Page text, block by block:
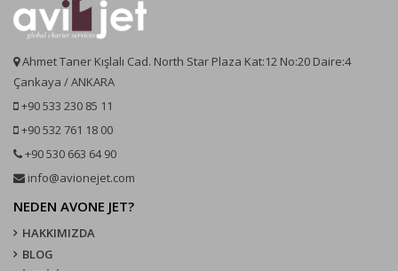
Ahmet Taner Kışlalı Cad. North Star Plaza Kat:12 No:20 Daire:4
Çankaya / ANKARA
+90 533 230 85 11
+90 532 761 18 00
+90 530 663 64 90
info@avionejet.com
NEDEN AVONE JET?
HAKKIMIZDA
BLOG